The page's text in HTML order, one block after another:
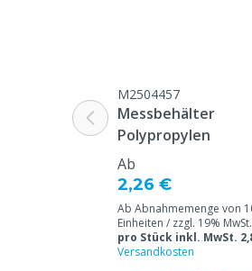
InhaltM2504457
Messbehälter
Polypropylen
Ab
2,26 €
Ab Abnahmemenge von
Einheiten / zzgl. 19%
pro Stück inkl. MwSt.
Versandkosten